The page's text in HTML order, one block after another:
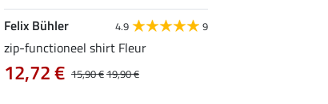
Felix Bühler 4.9 9
zip-functioneel shirt Fleur
15,90 €19,90 €
12,72 €